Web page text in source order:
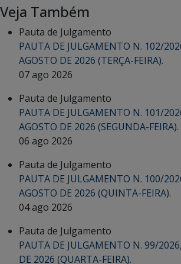
Veja Também
Pauta de Julgamento
PAUTA DE JULGAMENTO N. 102/
AGOSTO DE 2026 (TERÇA-FEIRA).
07 ago 2026
Pauta de Julgamento
PAUTA DE JULGAMENTO N. 101/
AGOSTO DE 2026 (SEGUNDA-FEIRA).
06 ago 2026
Pauta de Julgamento
PAUTA DE JULGAMENTO N. 100/
AGOSTO DE 2026 (QUINTA-FEIRA).
04 ago 2026
Pauta de Julgamento
PAUTA DE JULGAMENTO N. 99/
DE 2026 (QUARTA-FEIRA).